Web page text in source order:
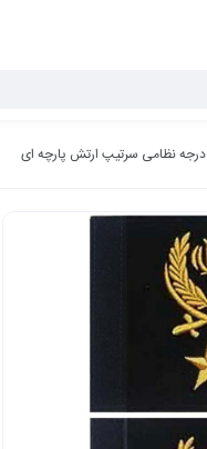
درجه نظامی سرتیپ ارتش پارچه ای